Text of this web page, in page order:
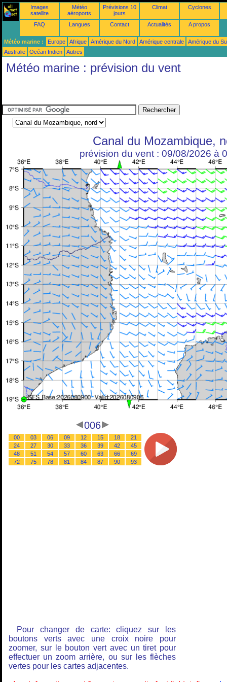
Images
satellite
Météo
aéroports
Prévisions 10
jours
Climat Cyclones
FAQ Langues Contact Actualités A propos
Météo marine : Europe Afrique Amérique du Nord Amérique centrale
Amérique du
Australie
Océan Indien Autres
Météo marine : prévision du vent
Canal du Mozambique,
prévision du vent : 09/08/2026 à
006
00 03 06 09 12 15 18
21
24
27 30 33 36 39 42
45
48
51 54 57 60 63 66
69
72
75 78 81 84 87 90 93
Pour changer de carte: cliquez sur les
boutons verts avec une croix noire pour
zoomer, sur le bouton vert avec un tiret pour
effectuer un zoom arrière, ou sur les flèches
vertes pour les cartes adjacentes.